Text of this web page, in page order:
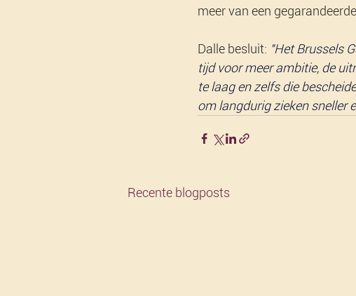
meer van een
Dalle besluit: "Het Brussels
tijd voor meer ambitie, de
te laag en zelfs die
om langdurig zieken sneller
Recente blogposts